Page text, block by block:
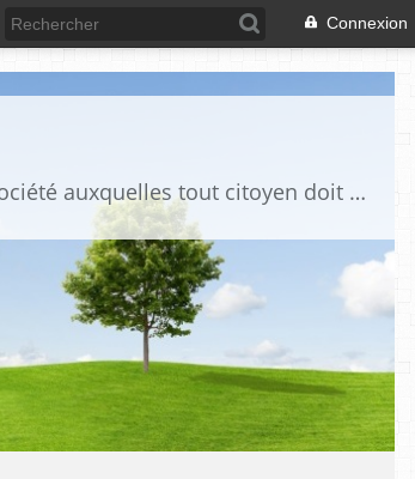
Connexion
Ce blog est destiné à stimuler l'intérêt du lecteur pour des questions de société auxquelles tout citoyen doit être en mesure d'apporter des réponses, individuelles ou collectives, en conscience et en responsabilité !